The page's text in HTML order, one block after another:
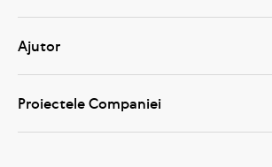
Ajutor
Proiectele Companiei